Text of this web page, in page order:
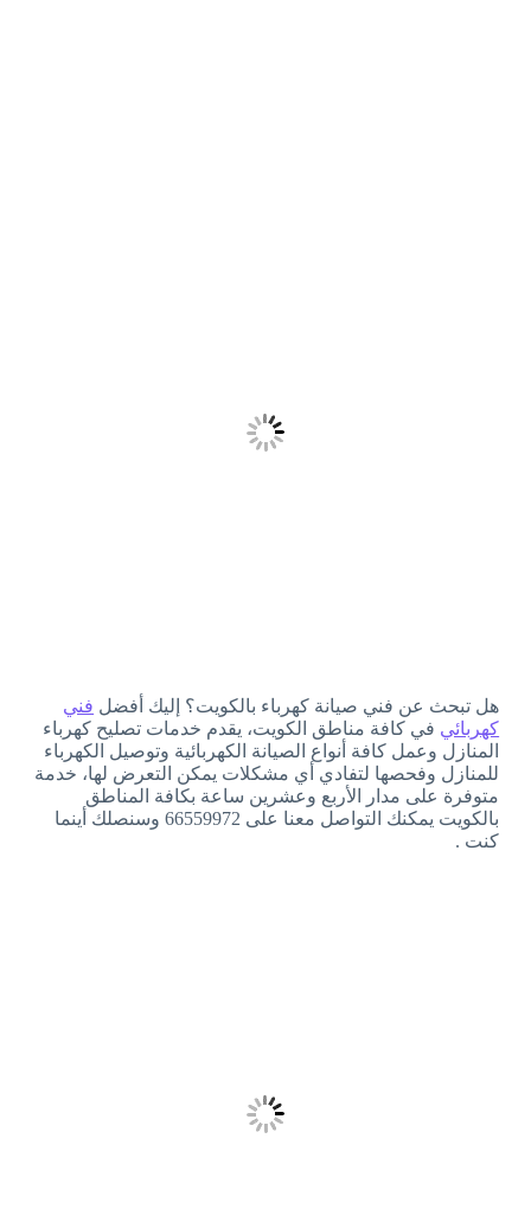
هل تبحث عن فني صيانة كهرباء بالكويت؟ إليك أفضل فني
كهربائي في كافة مناطق الكويت، يقدم خدمات تصليح كهرباء
المنازل وعمل كافة أنواع الصيانة الكهربائية وتوصيل الكهرباء
للمنازل وفحصها لتفادي أي مشكلات يمكن التعرض لها، خدمة
متوفرة على مدار الأربع وعشرين ساعة بكافة المناطق
بالكويت يمكنك التواصل معنا على 66559972 وسنصلك أينما
كنت .